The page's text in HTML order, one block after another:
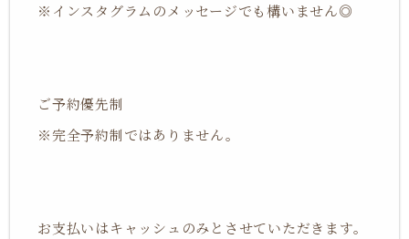
※インスタグラムのメッセージでも構いません◎
ご予約優先制
※完全予約制ではありません。
お支払いはキャッシュのみとさせていただきます。